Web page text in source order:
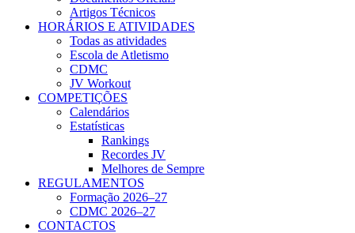
Artigos Técnicos
HORÁRIOS E ATIVIDADES
Todas as atividades
Escola de Atletismo
CDMC
JV Workout
COMPETIÇÕES
Calendários
Estatísticas
Rankings
Recordes JV
Melhores de Sempre
REGULAMENTOS
Formação 2026–27
CDMC 2026–27
CONTACTOS